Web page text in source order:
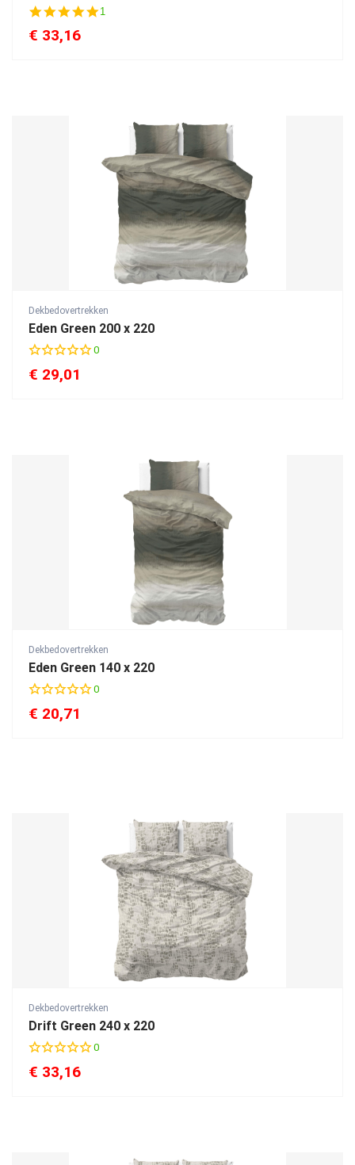
5
n
1
€ 33,16
Dekbedovertrekken
Eden Green 200 x 220
0
€ 29,01
Dekbedovertrekken
Eden Green 140 x 220
0
€ 20,71
Dekbedovertrekken
Drift Green 240 x 220
0
€ 33,16